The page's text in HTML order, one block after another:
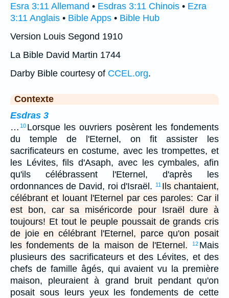
Esra 3:11 Allemand • Esdras 3:11 Chinois • Ezra
3:11 Anglais • Bible Apps • Bible Hub
Version Louis Segond 1910
La Bible David Martin 1744
Darby Bible courtesy of CCEL.org.
Contexte
Esdras 3
… 10 Lorsque les ouvriers posèrent les fondements
du temple de l'Eternel, on fit assister les
sacrificateurs en costume, avec les trompettes, et
les Lévites, fils d'Asaph, avec les cymbales, afin
qu'ils célébrassent l'Eternel, d'après les
ordonnances de David, roi d'Israël.
11 Ils chantaient,
célébrant et louant l'Eternel par ces paroles: Car il
est bon, car sa miséricorde pour Israël dure à
toujours! Et tout le peuple poussait de grands cris
de joie en célébrant l'Eternel, parce qu'on posait
les fondements de la maison de l'Eternel.
12 Mais
plusieurs des sacrificateurs et des Lévites, et des
chefs de famille âgés, qui avaient vu la première
maison, pleuraient à grand bruit pendant qu'on
posait sous leurs yeux les fondements de cette